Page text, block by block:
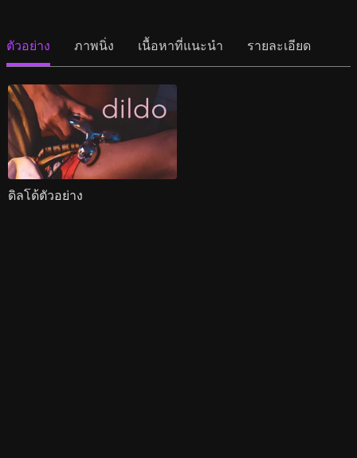
ตัวอย่าง ภาพนิ่ง เนื้อหาที่แนะนำ รายละเอียด
ดิลโด้ตัวอย่าง